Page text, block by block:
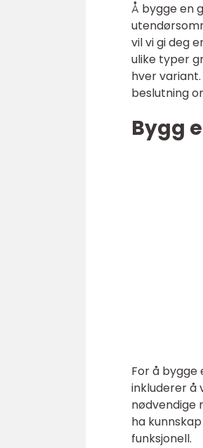
Å bygge en
vil vi gi deg
ulike typer
hver
beslutning
Bygg
For å
inkluderer å
nødvendige
ha
funksjonell.